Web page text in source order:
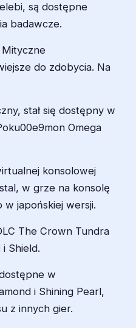
są dostępne
badawcze.
Mityczne
do zdobycia. Na
stał się dostępny w
Omega
konsolowej
w grze na konsolę
w japońskiej wersji.
The Crown Tundra
Shield.
w
i Shining Pearl,
z innych gier.